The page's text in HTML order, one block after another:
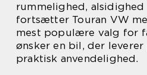
rummelighed,
fortsætter Touran VW
mest populære valg for
ønsker en bil, der
praktisk anvendelighed.